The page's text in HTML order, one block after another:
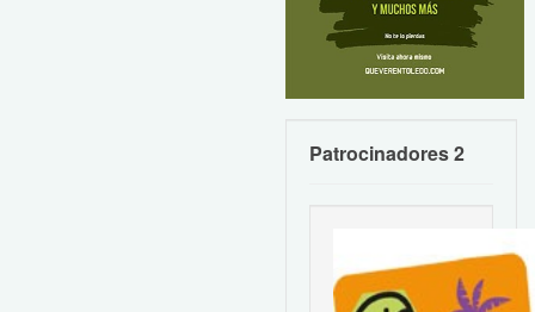
Patrocinadores 2